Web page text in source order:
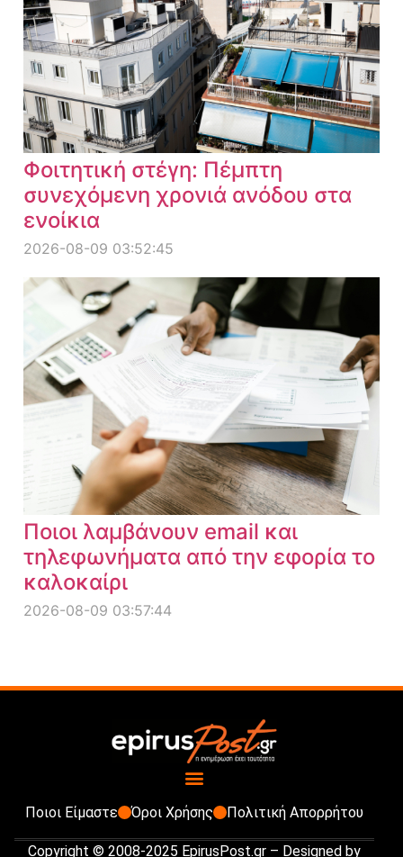
Φοιτητική στέγη: Πέμπτη
συνεχόμενη χρονιά ανόδου στα
ενοίκια
2026-08-09 03:52:45
Ποιοι λαμβάνουν email και
τηλεφωνήματα από την εφορία το
καλοκαίρι
2026-08-09 03:57:44
Ποιοι Είμαστε Όροι Χρήσης Πολιτική Απορρήτου
Copyright © 2008-2025 EpirusPost.gr – Designed by